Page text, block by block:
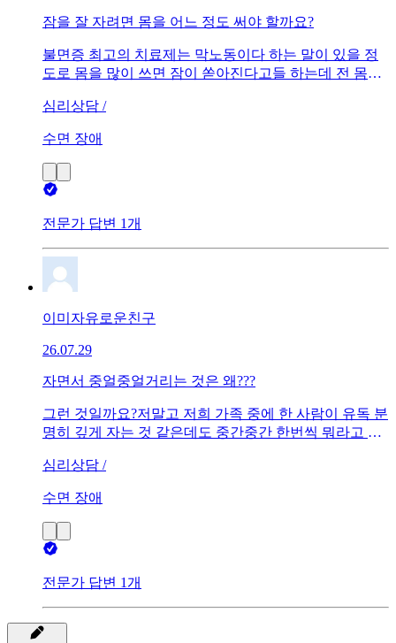
잠을 잘 자려면 몸을 어느 정도 써야 할까요?
불면증 최고의 치료제는 막노동이다 하는 말이 있을 정
도로 몸을 많이 쓰면 잠이 쏟아진다고들 하는데 전 몸을
ㅠㅠ 늘 집 오자마자 멜라토닌 먹고 씻고 눕는데 육체 노
것 같지가 않아요 ㅠ 요즘 단기 알바로 상하차, 물류센터
일을 틈틈이 하고 있는데 그날마다 더 잠을 깊게 못 자기
도 하구요 근데 저번에 주말 동안 일도 안 하고 몸을 많이
려서 잔 적도 많았어요 🥲 사람마다 잘 잘 수 있는 컨디션
데 날마다 효과가 다르니 이것도 잘 안 먹게 됩니다 ㅎㅎ
ㅠㅠ 뭐가 문제일까요
심리상담 /
수면 장애
전문가 답변 1개
이미자유로운친구
26.07.29
자면서 중얼중얼거리는 것은 왜???
그런 것일까요?저말고 저희 가족 중에 한 사람이 유독 분
명히 깊게 자는 것 같은데도 중간중간 한번씩 뭐라고 중
심리상담 /
수면 장애
전문가 답변 1개